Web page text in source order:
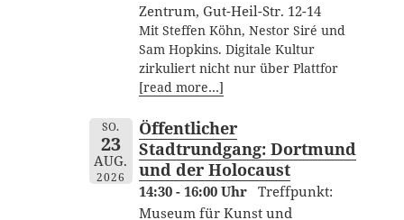
Zentrum, Gut-Heil-Str. 12-14
Mit Steffen Köhn, Nestor Siré und
Sam Hopkins. Digitale Kultur
zirkuliert nicht nur über Plattfor
[read more…]
SO.
23
AUG.
2026
Öffentlicher
Stadtrundgang: Dortmund
und der Holocaust
14:30 - 16:00 Uhr
Treffpunkt:
Museum für Kunst und